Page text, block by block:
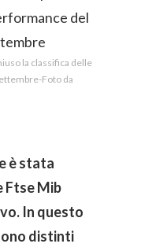
la classifica delle
Foto da
è stata
Ftse Mib
In questo
distinti